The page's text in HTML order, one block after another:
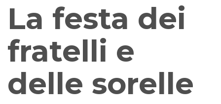
La festa dei
fratelli e
delle sorelle